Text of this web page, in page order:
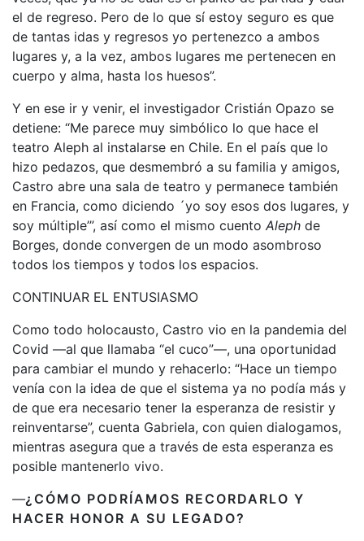
el de regreso. Pero de lo que sí estoy seguro es que
de tantas idas y regresos yo pertenezco a ambos
lugares y, a la vez, ambos lugares me pertenecen en
cuerpo y alma, hasta los huesos”.
Y en ese ir y venir, el investigador Cristián Opazo se
detiene: “Me parece muy simbólico lo que hace el
teatro Aleph al instalarse en Chile. En el país que lo
hizo pedazos, que desmembró a su familia y amigos,
Castro abre una sala de teatro y permanece también
en Francia, como diciendo ´yo soy esos dos lugares, y
soy múltiple’”, así como el mismo cuento Aleph de
Borges, donde convergen de un modo asombroso
todos los tiempos y todos los espacios.
CONTINUAR EL ENTUSIASMO
Como todo holocausto, Castro vio en la pandemia del
Covid —al que llamaba “el cuco”—, una oportunidad
para cambiar el mundo y rehacerlo: “Hace un tiempo
venía con la idea de que el sistema ya no podía más y
de que era necesario tener la esperanza de resistir y
reinventarse”, cuenta Gabriela, con quien dialogamos,
mientras asegura que a través de esta esperanza es
posible mantenerlo vivo.
—¿CÓMO PODRÍAMOS RECORDARLO Y
HACER HONOR A SU LEGADO?